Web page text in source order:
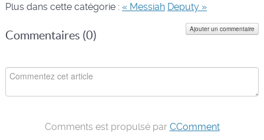
Plus dans cette catégorie : « Messiah Deputy »
Commentaires (0)
Ajouter un commentaire
Comments est propulsé par CComment